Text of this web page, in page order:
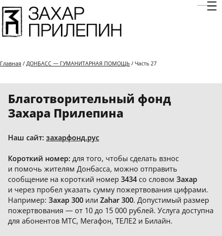
Главная / ДОНБАСС — ГУМАНИТАРНАЯ ПОМОЩЬ / Часть 27
Благотворительный фонд
Захара Прилепина
Наш сайт: захарфонд.рус
Короткий номер: для того, чтобы сделать взнос
и помочь жителям Донбасса, можно отправить
сообщение на короткий номер 3434 со словом Захар
и через пробел указать сумму пожертвования цифрами.
Например: Захар 300 или Zahar 300. Допустимый размер
пожертвования — от 10 до 15 000 рублей. Услуга доступна
для абонентов МТС, Мегафон, ТЕЛЕ2 и Билайн.